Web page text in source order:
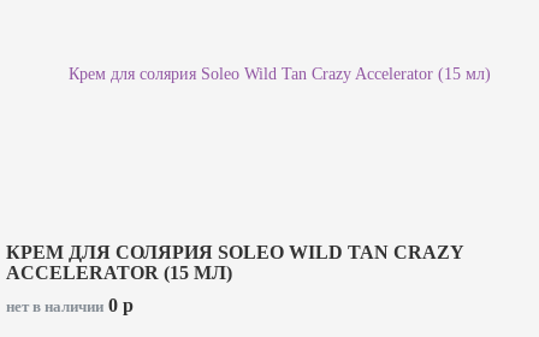
КРЕМ ДЛЯ СОЛЯРИЯ SOLEO WILD TAN CRAZY
ACCELERATOR (15 МЛ)
нет в наличии 0 p